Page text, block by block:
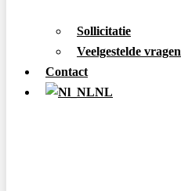
Sollicitatie
Veelgestelde vragen
Contact
NL